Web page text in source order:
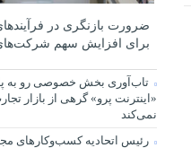
ضرورت بازنگری در
برای افزایش سهم
تاب‌آوری بخش خصوصی رو به
«اینترنت پرو» گرهی از بازار
نمی‌کند
رئیس اتحادیه کسب‌وکارهای